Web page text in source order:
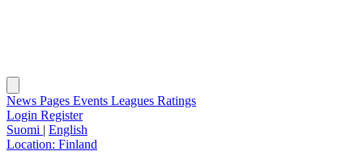
News Pages Events Leagues Ratings
Login Register
Suomi | English
Location: Finland